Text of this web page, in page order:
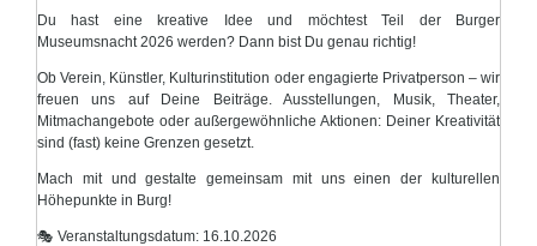
Du hast eine kreative Idee und möchtest Teil der Burger
Museumsnacht 2026 werden? Dann bist Du genau richtig!
Ob Verein, Künstler, Kulturinstitution oder engagierte Privatperson – wir
freuen uns auf Deine Beiträge. Ausstellungen, Musik, Theater,
Mitmachangebote oder außergewöhnliche Aktionen: Deiner Kreativität
sind (fast) keine Grenzen gesetzt.
Mach mit und gestalte gemeinsam mit uns einen der kulturellen
Höhepunkte in Burg!
🎭 Veranstaltungsdatum: 16.10.2026